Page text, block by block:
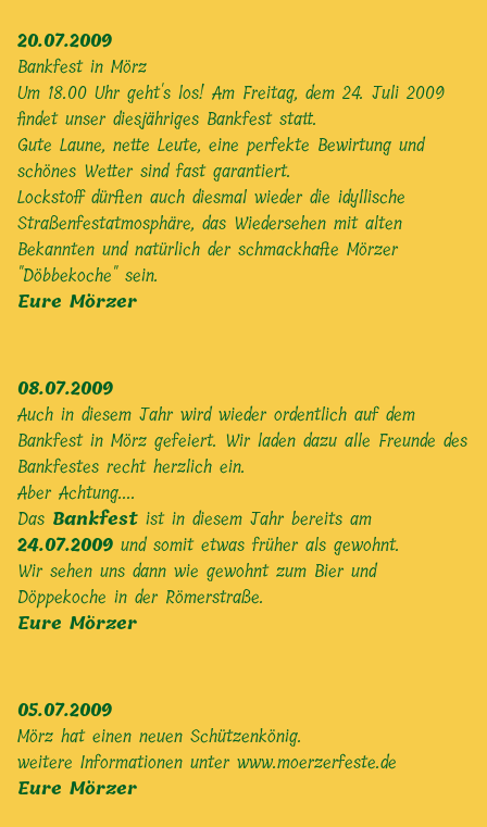
20.07.2009
Bankfest in Mörz
Um 18.00 Uhr geht's los! Am Freitag, dem 24. Juli 2009
findet unser diesjähriges Bankfest statt.
Gute Laune, nette Leute, eine perfekte Bewirtung und
schönes Wetter sind fast garantiert.
Lockstoff dürften auch diesmal wieder die idyllische
Straßenfestatmosphäre, das Wiedersehen mit alten
Bekannten und natürlich der schmackhafte Mörzer
"Döbbekoche" sein.
Eure Mörzer
08.07.2009
Auch in diesem Jahr wird wieder ordentlich auf dem
Bankfest in Mörz gefeiert. Wir laden dazu alle Freunde des
Bankfestes recht herzlich ein.
Aber Achtung....
Das Bankfest ist in diesem Jahr bereits am
24.07.2009 und somit etwas früher als gewohnt.
Wir sehen uns dann wie gewohnt zum Bier und
Döppekoche in der Römerstraße.
Eure Mörzer
05.07.2009
Mörz hat einen neuen Schützenkönig.
weitere Informationen unter www.moerzerfeste.de
Eure Mörzer